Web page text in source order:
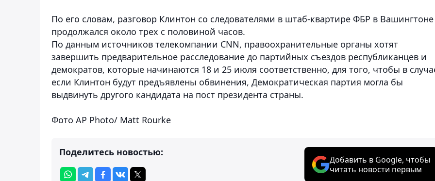
По его словам, разговор Клинтон со следователями в штаб-квартире ФБР в Вашингтоне
продолжался около трех с половиной часов.
По данным источников телекомпании CNN, правоохранительные органы хотят
завершить предварительное расследование до партийных съездов республиканцев и
демократов, которые начинаются 18 и 25 июля соответственно, для того, чтобы в
если Клинтон будут предъявлены обвинения, Демократическая партия могла бы
выдвинуть другого кандидата на пост президента страны.
Фото AP Photo/ Matt Rourke
Поделитесь новостью:
Добавить в Google, чтобы
читать новости первым